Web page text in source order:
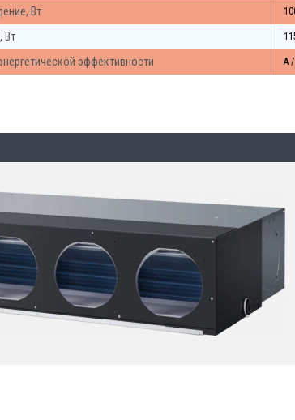
Вт
Вт
эффективности A